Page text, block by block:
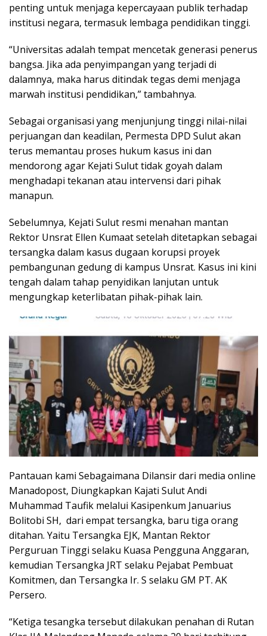
penting untuk menjaga kepercayaan publik terhadap
institusi negara, termasuk lembaga pendidikan tinggi.‎‎
“Universitas adalah tempat mencetak generasi penerus
bangsa. Jika ada penyimpangan yang terjadi di
dalamnya, maka harus ditindak tegas demi menjaga
marwah institusi pendidikan,” tambahnya.‎‎‎‎
Sebagai organisasi yang menjunjung tinggi nilai-nilai
perjuangan dan keadilan, Permesta DPD Sulut akan
terus memantau proses hukum kasus ini dan
mendorong agar Kejati Sulut tidak goyah dalam
menghadapi tekanan atau intervensi dari pihak
manapun.
‎‎Sebelumnya, Kejati Sulut resmi menahan mantan
Rektor Unsrat Ellen Kumaat setelah ditetapkan sebagai
tersangka dalam kasus dugaan korupsi proyek
pembangunan gedung di kampus Unsrat. Kasus ini kini
tengah dalam tahap penyidikan lanjutan untuk
mengungkap keterlibatan pihak-pihak lain.‎‎
Pantauan kami Sebagaimana Dilansir dari media online
Manadopost, Diungkapkan Kajati Sulut Andi
Muhammad Taufik melalui Kasipenkum Januarius
Bolitobi SH, dari empat tersangka, baru tiga orang
ditahan. Yaitu Tersangka EJK, Mantan Rektor
Perguruan Tinggi selaku Kuasa Pengguna Anggaran,
kemudian Tersangka JRT selaku Pejabat Pembuat
Komitmen, dan Tersangka Ir. S selaku GM PT. AK
Persero.
“Ketiga tesangka tersebut dilakukan penahan di Rutan